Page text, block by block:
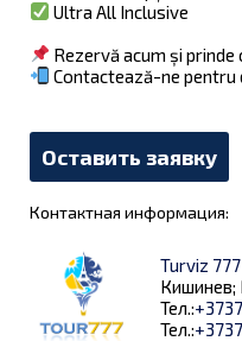
Ultra All Inclusive
Rezervă acum și prinde
Contactează-ne
Оставить заявку
Контактная информация:
Turviz 777
Кишинев;
Тел.:
Тел.: